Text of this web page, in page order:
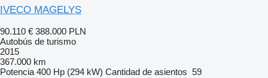
IVECO MAGELYS
90.110 € 388.000 PLN
Autobús de turismo
2015
367.000 km
Potencia 400 Hp (294 kW) Cantidad de asientos 59